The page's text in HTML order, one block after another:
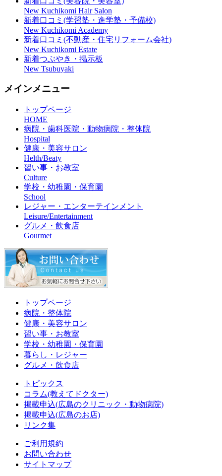
New Kuchikomi Hair Salon
新着口コミ(学習塾・進学塾・予備校)
New Kuchikomi Academy
新着口コミ(不動産・住宅リフォーム会社)
New Kuchikomi Estate
新着つぶやき・掲示板
New Tsubuyaki
メインメニュー
トップページ
HOME
病院・歯科医院・動物病院・整体院
Hospital
健康・美容サロン
Helth/Beaty
習い事・お教室
Culture
学校・幼稚園・保育園
School
レジャー・エンターテインメント
Leisure/Entertainment
グルメ・飲食店
Gourmet
トップページ
病院・整体院
健康・美容サロン
習い事・お教室
学校・幼稚園・保育園
暮らし・レジャー
グルメ・飲食店
トピックス
コラム(教えてドクター)
掲載申込(広島のクリニック・動物病院)
掲載申込(広島のお店)
リンク集
ご利用規約
お問い合わせ
サイトマップ